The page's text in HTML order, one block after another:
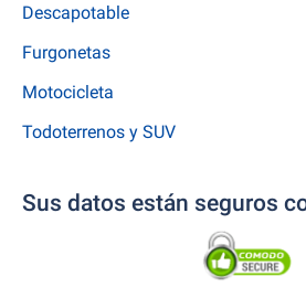
Descapotable
Furgonetas
Motocicleta
Todoterrenos y SUV
Sus datos están seguros